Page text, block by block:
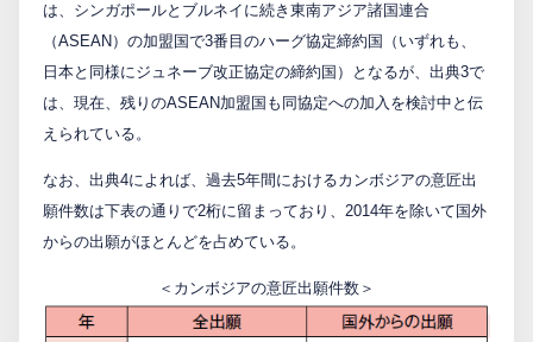
採用サイト
お問い合わせ
日本語 English
は、シンガポールとブルネイに続き東南アジア諸国連合
（ASEAN）の加盟国で3番目のハーグ協定締約国（いずれも、
日本と同様にジュネーブ改正協定の締約国）となるが、出典3で
は、現在、残りのASEAN加盟国も同協定への加入を検討中と伝
えられている。
なお、出典4によれば、過去5年間におけるカンボジアの意匠出
願件数は下表の通りで2桁に留まっており、2014年を除いて国外
からの出願がほとんどを占めている。
＜カンボジアの意匠出願件数＞